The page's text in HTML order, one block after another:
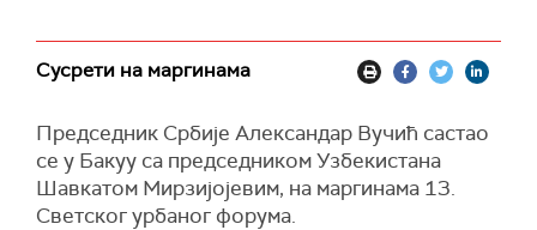
Сусрети на маргинама
Председник Србије Александар Вучић састао
се у Бакуу са председником Узбекистана
Шавкатом Мирзијојевим, на маргинама 13.
Светског урбаног форума.